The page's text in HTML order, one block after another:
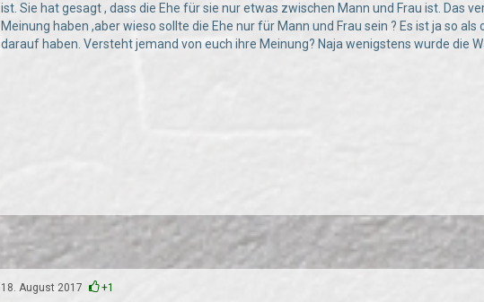
ist. Sie hat gesagt , dass die Ehe für sie nur etwas zwischen Mann und Frau ist. Das
Meinung haben ,aber wieso sollte die Ehe nur für Mann und Frau sein ? Es ist ja so
darauf haben. Versteht jemand von euch ihre Meinung? Naja wenigstens wurde die
18. August 2017 +1